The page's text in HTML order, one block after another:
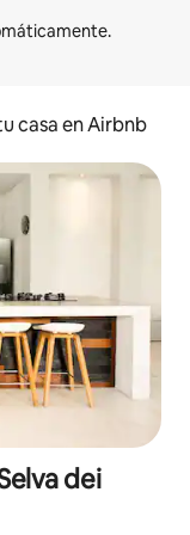
casa en Airbnb
dei